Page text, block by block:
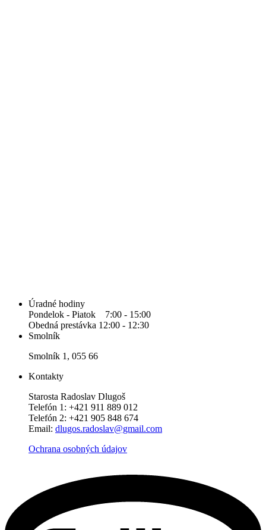
Úradné hodiny
Pondelok - Piatok 7:00 - 15:00
Obedná prestávka 12:00 - 12:30
Smolník
Smolník 1, 055 66
Kontakty
Starosta Radoslav Dlugoš
Telefón 1: +421 911 889 012
Telefón 2: +421 905 848 674
Email: dlugos.radoslav@gmail.com
Ochrana osobných údajov